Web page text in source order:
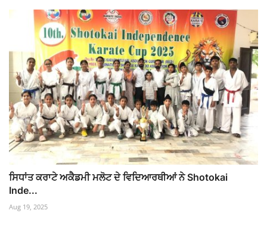
ਸਿਧਾਂਤ ਕਰਾਟੇ ਅਕੈਡਮੀ ਮਲੋਟ ਦੇ ਵਿਦਿਆਰਥੀਆਂ ਨੇ Shotokai
Inde...
Aug 19, 2025